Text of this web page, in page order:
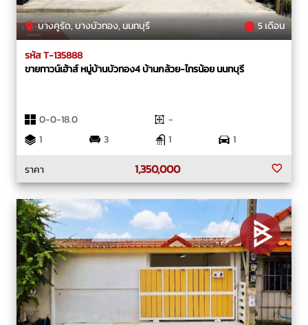
บางคูรัด, บางบัวทอง, นนทบุรี 5 เดือน
รหัส T-135888
ขายทาวน์เฮ้าส์ หมู่บ้านบัวทอง4 บ้านกล้วย-ไทรน้อย นนทบุรี
0-0-18.0
-
1
3 1
1
ราคา
1,350,000